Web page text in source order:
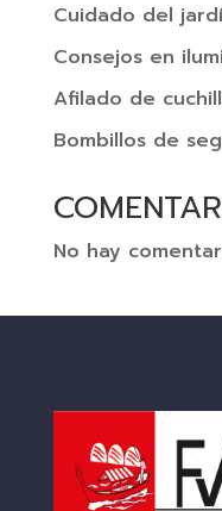
Cuidado del
Consejos en
Afilado de
Bombillos de
No hay